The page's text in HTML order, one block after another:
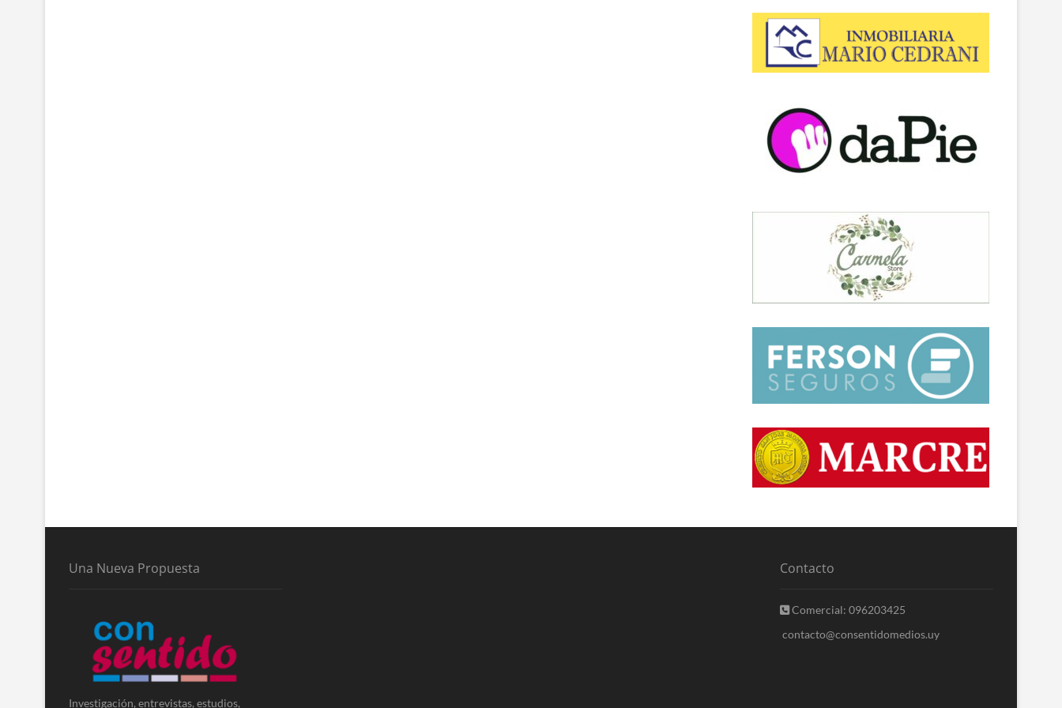
Una Nueva Propuesta
Investigación, entrevistas, estudios,
Contacto
Comercial: 096203425
contacto@consentidomedios.uy